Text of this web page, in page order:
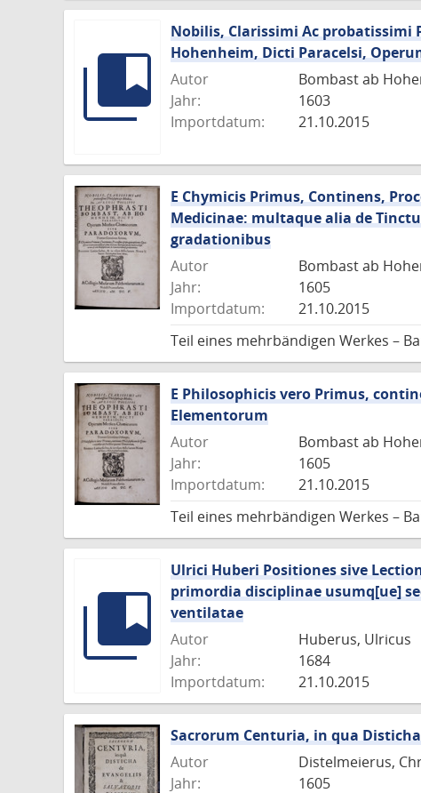
Nobilis, Clarissimi Ac probatissimi
Hohenheim, Dicti Paracelsi,
Autor
Bombast ab
Jahr:
1603
Importdatum:
21.10.2015
E Chymicis Primus, Continens,
Medicinae: multaque alia de
gradationibus
Autor
Bombast ab
Jahr:
1605
Importdatum:
21.10.2015
Teil eines mehrbändigen Werkes –
E Philosophicis vero Primus,
Elementorum
Autor
Bombast ab
Jahr:
1605
Importdatum:
21.10.2015
Teil eines mehrbändigen Werkes –
Ulrici Huberi Positiones sive
primordia disciplinae usumq[ue]
ventilatae
Autor
Huberus, Ulricus
Jahr:
1684
Importdatum:
21.10.2015
Sacrorum Centuria, in qua
Autor
Distelmeierus,
Jahr:
1605